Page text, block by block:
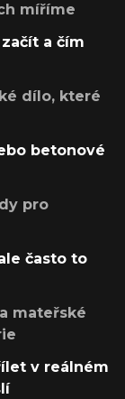
míříme
a čím
dílo, které
betonové
pro
často to
mateřské
v reálném